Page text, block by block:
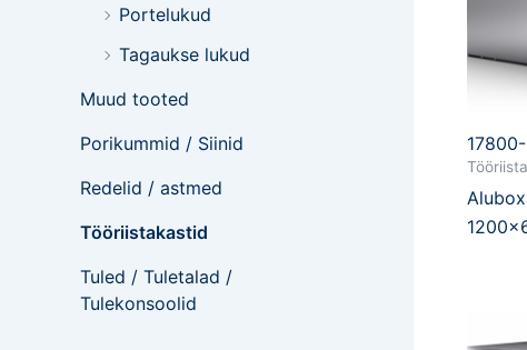
Portelukud
Tagaukse lukud
Muud tooted
Porikummid / Siinid
Redelid / astmed
Tööriistakastid
Tuled / Tuletalad /
Tulekonsoolid
Alubox